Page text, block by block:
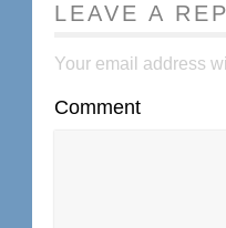
LEAVE A
Your email address
Comment